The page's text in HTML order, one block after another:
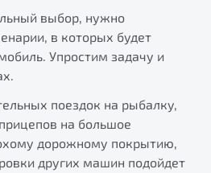
выбор, нужно
в которых будет
Упростим задачу и
поездок на рыбалку,
на большое
дорожному покрытию,
других машин подойдет